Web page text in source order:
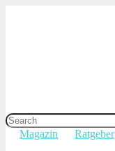
Magazin Ratgeber